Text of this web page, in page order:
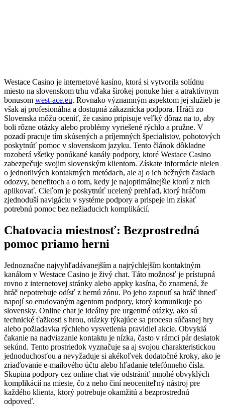
Westace Casino je internetové kasíno, ktorá si vytvorila solídnu
miesto na slovenskom trhu vďaka širokej ponuke hier a atraktívnym
bonusom west-ace.eu. Rovnako významným aspektom jej služieb je
však aj profesionálna a dostupná zákaznícka podpora. Hráči zo
Slovenska môžu oceniť, že casino pripisuje veľký dôraz na to, aby
boli rôzne otázky alebo problémy vyriešené rýchlo a pružne. V
pozadí pracuje tím skúsených a príjemných špecialistov, pohotových
poskytnúť pomoc v slovenskom jazyku. Tento článok dôkladne
rozoberá všetky ponúkané kanály podpory, ktoré Westace Casino
zabezpečuje svojim slovenským klientom. Získate informácie nielen
o jednotlivých kontaktných metódach, ale aj o ich bežných časiach
odozvy, benefitoch a o tom, kedy je najoptimálnejšie ktorú z nich
aplikovať. Cieľom je poskytnúť ucelený prehľad, ktorý hráčom
zjednoduší navigáciu v systéme podpory a prispeje im získať
potrebnú pomoc bez nežiaducich komplikácií.
Chatovacia miestnosť: Bezprostredná
pomoc priamo herni
Jednoznačne najvyhľadávanejším a najrýchlejším kontaktným
kanálom v Westace Casino je živý chat. Táto možnosť je prístupná
rovno z internetovej stránky alebo appky kasína, čo znamená, že
hráč nepotrebuje odísť z hernú zónu. Po jeho zapnutí sa hráč ihneď
napojí so erudovaným agentom podpory, ktorý komunikuje po
slovensky. Online chat je ideálny pre urgentné otázky, ako sú
technické ťažkosti s hrou, otázky týkajúce sa procesu súčasnej hry
alebo požiadavka rýchleho vysvetlenia pravidiel akcie. Obvyklá
čakanie na nadviazanie kontaktu je nízka, často v rámci pár desiatok
sekúnd. Tento prostriedok vyznačuje sa aj svojou charakteristickou
jednoduchosťou a nevyžaduje si akékoľvek dodatočné kroky, ako je
zriaďovanie e-mailového účtu alebo hľadanie telefónneho čísla.
Skupina podpory cez online chat vie odstrániť mnohé obvyklých
komplikácií na mieste, čo z neho činí neoceniteľný nástroj pre
každého klienta, ktorý potrebuje okamžitú a bezprostrednú
odpoveď.